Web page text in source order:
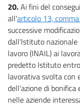
20.Ai fini del
all'articolo 13,
successive
dall'Istituto nazionale
lavoro (INAIL) ai
predetto Istituto
lavorativa svolta con
dell'azione di
nelle aziende